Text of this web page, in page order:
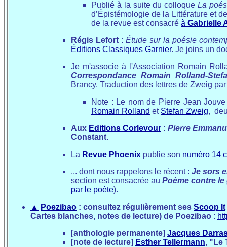
Publié à la suite du colloque La
d’Épistémologie de la Littérature et
de la revue est consacré à Gabrielle
Régis Lefort : Étude sur la poésie
Éditions Classiques Garnier. Je joins un
Je m'associe à l'Association Romain
Correspondance Romain Rolland-
Brancy. Traduction des lettres de Zweig
Note : Le nom de Pierre Jean
Romain Rolland et Stefan Zweig,
Aux Editions Corlevour : Pierre
Constant.
La Revue Phoenix publie son numéro 14
... dont nous rappelons le récent : Je sors
section est consacrée au Poème contre
par le poète).
▲
Poezibao : consultez régulièrement ses Scoop It
Cartes blanches, notes de lecture) de Poezibao :
[anthologie permanente] Jacques
[note de lecture] Esther Tellermann, "Le